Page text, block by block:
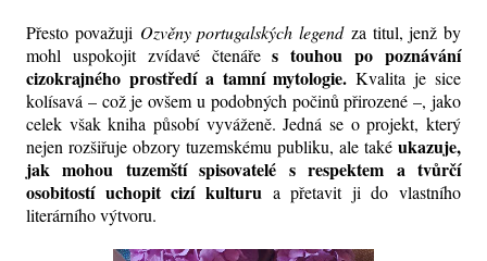
Přesto považuji Ozvěny portugalských legendza titul, jenž by
mohl uspokojit zvídavé čtenářes touhou po poznávání
cizokrajného prostředí a tamní mytologie. Kvalita je sice
kolísavá – což je ovšem u podobných počinů přirozené –, jako
celek však kniha působí vyváženě.Jednáse o projekt, který
nejen rozšiřuje obzory tuzemskému publiku, ale také ukazuje,
jak mohou tuzemští spisovatelé s respektem a tvůrčí
osobitostí uchopit cizí kulturu a přetavit ji do vlastního
literárního výtvoru.